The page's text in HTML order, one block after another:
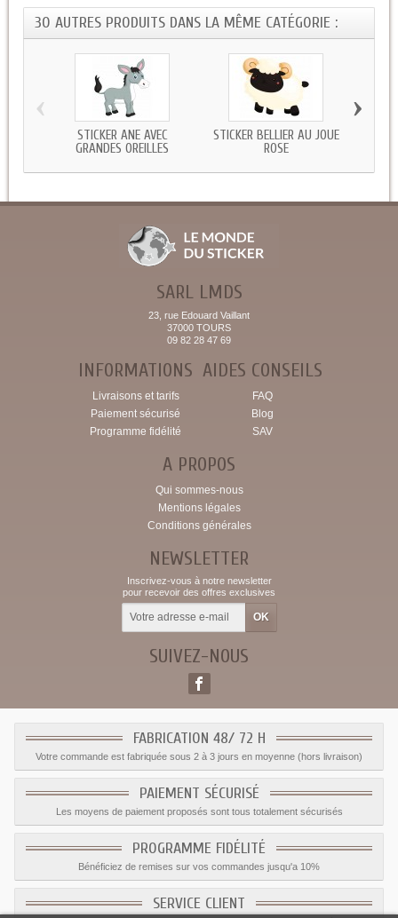
30 AUTRES PRODUITS DANS LA MÊME CATÉGORIE :
STICKER ANE AVEC
GRANDES OREILLES
STICKER BELLIER AU JOUE
ROSE
‹ ›
SARL LMDS
23, rue Edouard Vaillant
37000 TOURS
09 82 28 47 69
INFORMATIONS
Livraisons et tarifs
Paiement sécurisé
Programme fidélité
AIDES CONSEILS
FAQ
Blog
SAV
A PROPOS
Qui sommes-nous
Mentions légales
Conditions générales
NEWSLETTER
Inscrivez-vous à notre newsletter
pour recevoir des offres exclusives
SUIVEZ-NOUS
FABRICATION 48/ 72 H
Votre commande est fabriquée sous 2 à 3 jours en moyenne (hors livraison)
PAIEMENT SÉCURISÉ
Les moyens de paiement proposés sont tous totalement sécurisés
PROGRAMME FIDÉLITÉ
Bénéficiez de remises sur vos commandes jusqu'a 10%
SERVICE CLIENT